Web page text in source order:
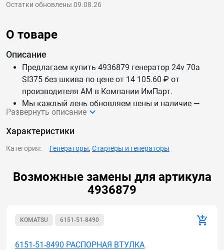
Остатки обновлены 09.08.26
Возможные замены для артикула
4936879
KOMATSU 6151-51-8490
6151-51-8490 РАСПОРНАЯ ВТУЛКА
О товаре
Описание
Предлагаем купить 4936879 генератор 24v 70a
SI375 без шкива по цене от 14 105.60 ₽ от
производителя AM в Компании ИмПарт.
Мы каждый день обновляем цены и наличие —
данные актуальны.
Доставим 4936879 генератор 24v 70a SI375 без
шкива по России и СНГ.
Развернуть описание
Характеристики
Категория: Генераторы, Стартеры и генераторы